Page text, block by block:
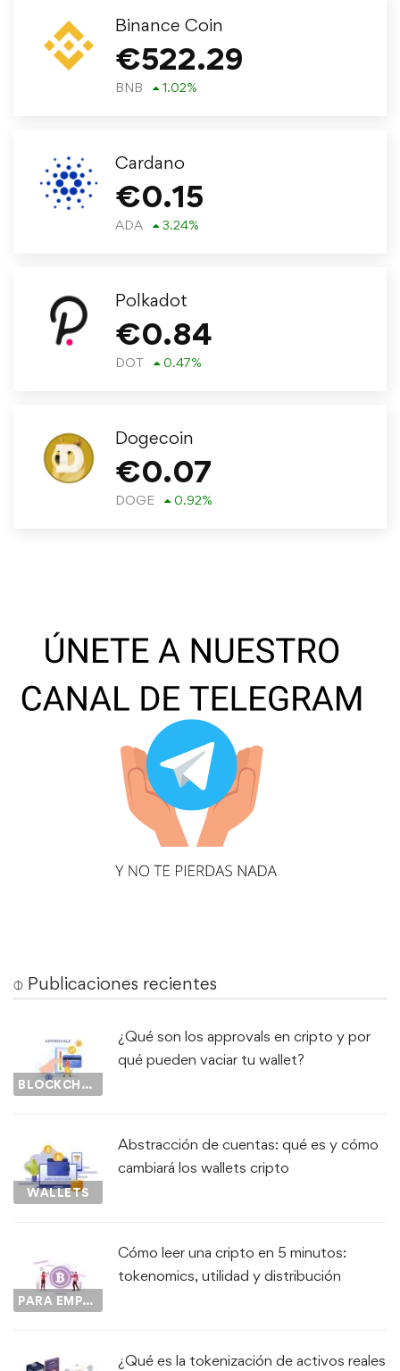
Binance Coin
€522.29
BNB 1.02%
Cardano
€0.15
ADA 3.24%
Polkadot
€0.84
DOT 0.47%
Dogecoin
€0.07
DOGE 0.92%
⌽ Publicaciones recientes
BLOCKCHAIN
¿Qué son los approvals en cripto y por
qué pueden vaciar tu wallet?
WALLETS
Abstracción de cuentas: qué es y cómo
cambiará los wallets cripto
PARA EMPEZAR...
Cómo leer una cripto en 5 minutos:
tokenomics, utilidad y distribución
¿Qué es la tokenización de activos reales